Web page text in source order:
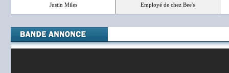
Justin Miles Employé de chez Bee's